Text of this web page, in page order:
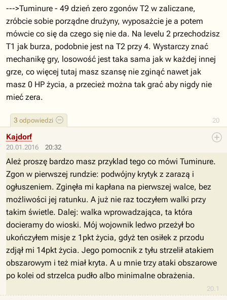
20
3 odpowiedzi
--->Tuminure - 49 dzień zero zgonów T2 w zaliczane,
zróbcie sobie porządne drużyny, wyposażcie je a potem
mówcie co się da czego się nie da. Na levelu 2 przechodzisz
T1 jak burza, podobnie jest na T2 przy 4. Wystarczy znać
mechanikę gry, losowość jest taka sama jak w każdej innej
grze, co więcej tutaj masz szansę nie zginąć nawet jak
masz 0 HP życia, a przecież można tak grać aby nigdy nie
mieć zera.
20.01.2016 20:32
20.1
Kajdorf
Ależ proszę bardzo masz przyklad tego co mówi Tuminure.
Zgon w pierwszej rundzie: podwójny krytyk z zarazą i
ogłuszeniem. Zginęła mi kapłana na pierwszej walce, bez
możliwości jej ratunku. A już nie raz toczyłem walki przy
takim świetle. Dalej: walka wprowadzająca, ta która
docieramy do wioski. Mój wojownik ledwo przeżył bo
ukończyłem misje z 1pkt życia, gdyż ten osiłek z przodu
zdjął mi 14pkt życia. Jego pomocnik z tyłu strzelił atakiem
obszarowym i też miał kryta. A u mnie trzy ataki obszarowe
po kolei od strzelca pudło albo minimalne obrażenia.